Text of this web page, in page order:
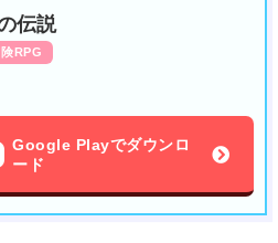
伝説
RPG
Google Playでダウンロ
ード